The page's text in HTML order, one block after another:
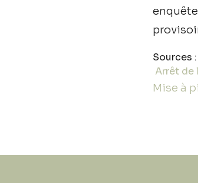
Sources :
Arrêt de
Mise à